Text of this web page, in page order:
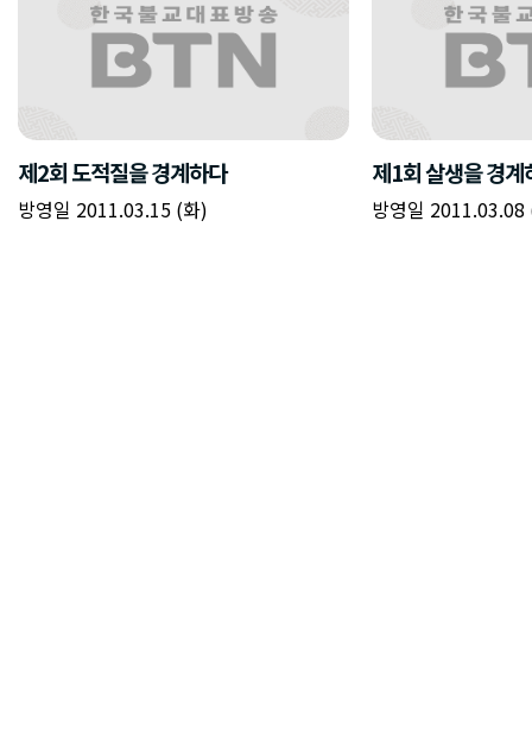
제2회 도적질을 경계하다
방영일 2011.03.15 (화)
제1회 살생을 경계
방영일 2011.03.08